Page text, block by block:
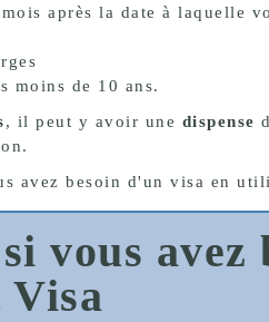
après la date à laquelle
moins de 10 ans.
, il peut y avoir une dispense
avez besoin d'un visa en
vous avez
Visa